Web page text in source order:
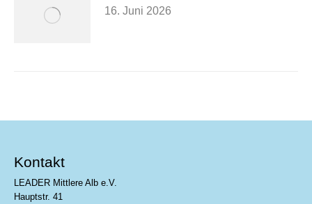
16. Juni 2026
Kontakt
LEADER Mittlere Alb e.V.
Hauptstr. 41